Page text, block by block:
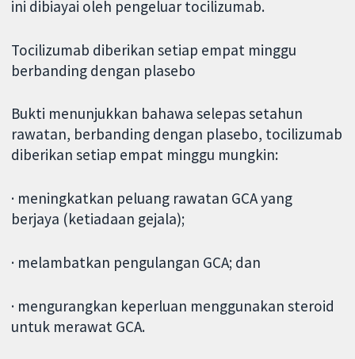
ini dibiayai oleh pengeluar tocilizumab.
Tocilizumab diberikan setiap empat minggu
berbanding dengan plasebo
Bukti menunjukkan bahawa selepas setahun
rawatan, berbanding dengan plasebo, tocilizumab
diberikan setiap empat minggu mungkin:
· meningkatkan peluang rawatan GCA yang
berjaya (ketiadaan gejala);
· melambatkan pengulangan GCA; dan
· mengurangkan keperluan menggunakan steroid
untuk merawat GCA.